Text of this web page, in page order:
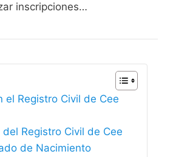
inscripciones…
el Registro Civil de Cee
Registro Civil de Cee
de Nacimiento